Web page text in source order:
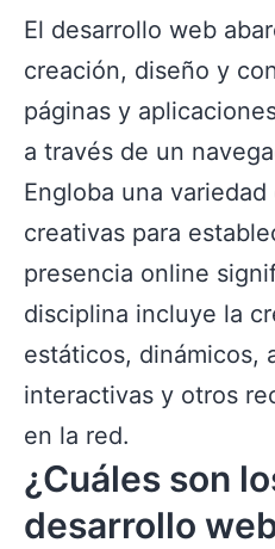
El desarrollo web
creación, diseño y
páginas y
a través de un
Engloba una
creativas para
presencia online
disciplina incluye la
estáticos, dinámicos,
interactivas y otros
en la red.
¿Cuáles son
desarrollo